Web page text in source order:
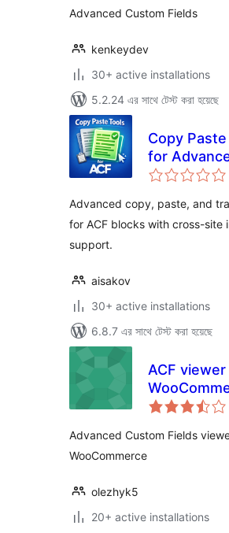
Advanced Custom Fields
kenkeydev
30+ active installations
5.2.24 এর সাথে টেস্ট করা হয়েছে
Copy
for
Custom
Advanced copy, paste, and
for ACF blocks with cross-site
support.
aisakov
30+ active installations
6.8.7 এর সাথে টেস্ট করা হয়েছে
ACF
Advanced Custom Fields
WooCommerce
olezhyk5
20+ active installations